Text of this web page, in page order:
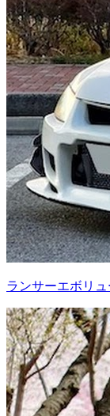
ランサーエボリ